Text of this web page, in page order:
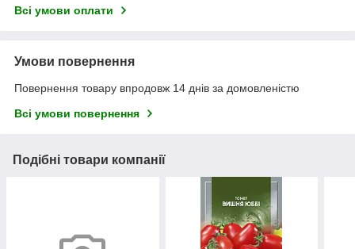
Всі умови оплати
Умови повернення
Повернення товару впродовж 14 днів за домовленістю
Всі умови повернення
Подібні товари компанії